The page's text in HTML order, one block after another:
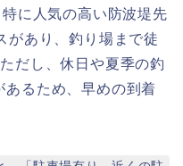
に人気の高い防波堤先
があり、釣り場まで徒
だし、休日や夏季の釣
あるため、早めの到着